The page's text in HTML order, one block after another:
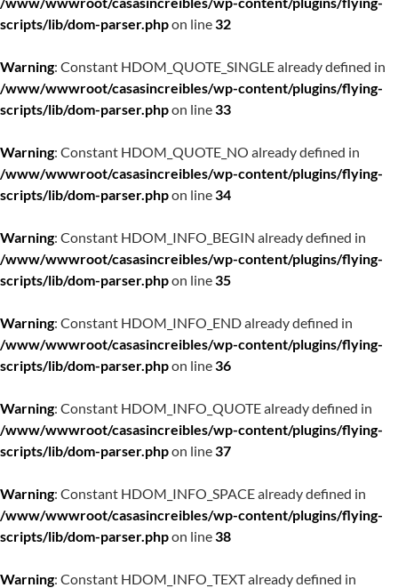
scripts/lib/dom-parser.phpon line32
Warning: Constant HDOM_QUOTE_SINGLE already defined in
/www/wwwroot/casasincreibles/wp-content/plugins/flying-
scripts/lib/dom-parser.phpon line33
Warning: Constant HDOM_QUOTE_NO already defined in
/www/wwwroot/casasincreibles/wp-content/plugins/flying-
scripts/lib/dom-parser.phpon line34
Warning: Constant HDOM_INFO_BEGIN already defined in
/www/wwwroot/casasincreibles/wp-content/plugins/flying-
scripts/lib/dom-parser.phpon line35
Warning: Constant HDOM_INFO_END already defined in
/www/wwwroot/casasincreibles/wp-content/plugins/flying-
scripts/lib/dom-parser.phpon line36
Warning: Constant HDOM_INFO_QUOTE already defined in
/www/wwwroot/casasincreibles/wp-content/plugins/flying-
scripts/lib/dom-parser.phpon line37
Warning: Constant HDOM_INFO_SPACE already defined in
/www/wwwroot/casasincreibles/wp-content/plugins/flying-
scripts/lib/dom-parser.phpon line38
Warning: Constant HDOM_INFO_TEXT already defined in